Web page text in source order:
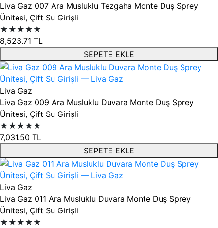
Liva Gaz 007 Ara Musluklu Tezgaha Monte Duş Sprey
Ünitesi, Çift Su Girişli
★★★★★
8,523.71 TL
SEPETE EKLE
Liva Gaz
Liva Gaz 009 Ara Musluklu Duvara Monte Duş Sprey
Ünitesi, Çift Su Girişli
★★★★★
7,031.50 TL
SEPETE EKLE
Liva Gaz
Liva Gaz 011 Ara Musluklu Duvara Monte Duş Sprey
Ünitesi, Çift Su Girişli
★★★★★